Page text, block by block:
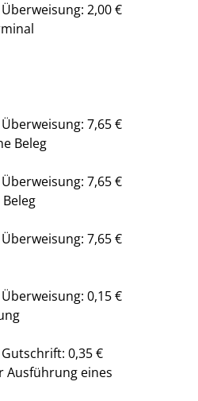
2,00 €
7,65 €
Beleg
7,65 €
7,65 €
0,15 €
0,35 €
Ausführung eines